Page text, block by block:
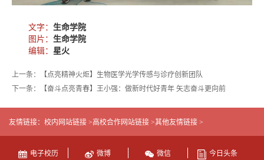
文字： 生命学院
图片： 生命学院
编辑： 星火
上一条：【点亮精神火炬】生物医学光学传感与诊疗创新团队
下一条：【奋斗点亮青春】王小强：做新时代好青年 矢志奋斗更向前
友情链接： 校内网站链接 >高校合作网站链接 >其他友情链接 >
电子校历 微博 微信 今日头条